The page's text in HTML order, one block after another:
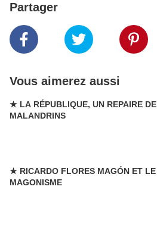
Partager
Vous aimerez aussi
★ LA RÉPUBLIQUE, UN REPAIRE DE
MALANDRINS
★ RICARDO FLORES MAGÓN ET LE
MAGONISME